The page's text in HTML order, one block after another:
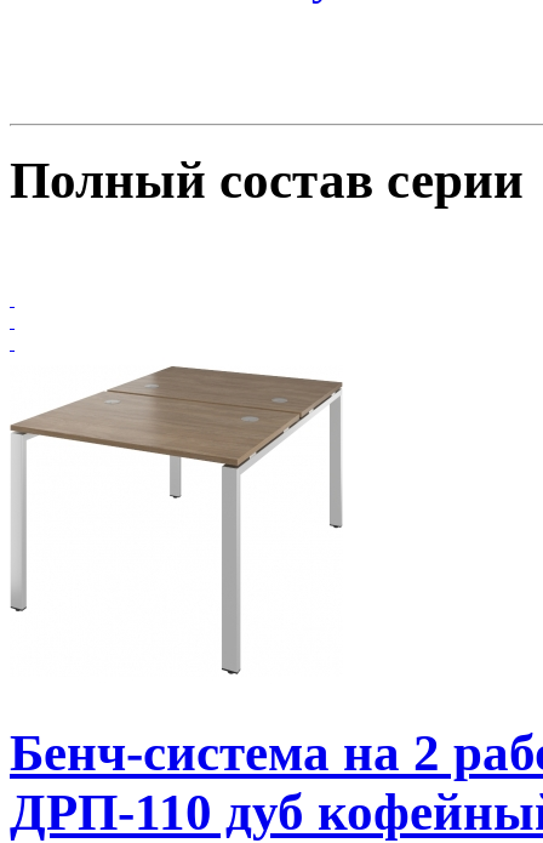
Полный состав серии
Бенч-система на 2
ДРП-110 дуб